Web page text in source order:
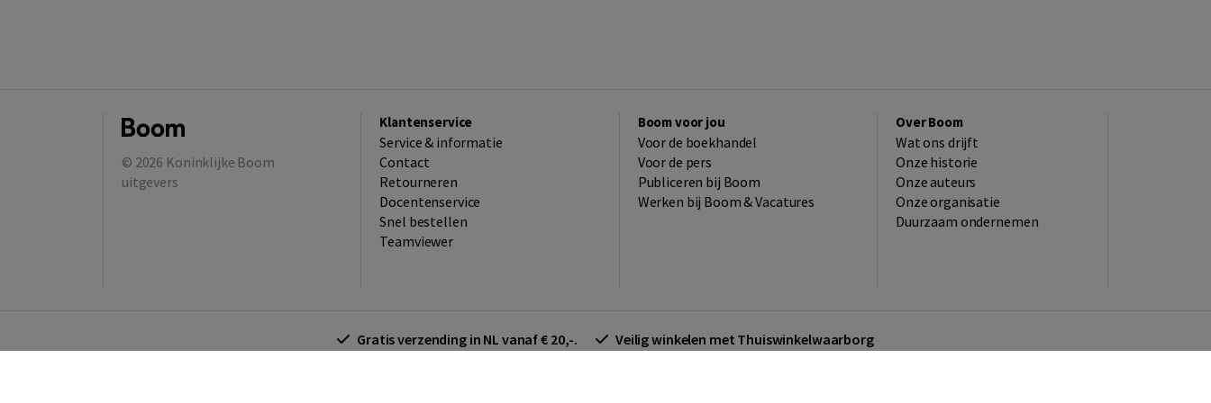
© 2026 Koninklijke Boom
uitgevers
Klantenservice
Service & informatie
Contact
Retourneren
Docentenservice
Snel bestellen
Teamviewer
Boom voor jou
Voor de boekhandel
Voor de pers
Publiceren bij Boom
Werken bij Boom & Vacatures
Over Boom
Wat ons drijft
Onze historie
Onze auteurs
Onze organisatie
Duurzaam ondernemen
Gratis verzending in NL vanaf € 20,-. Veilig winkelen met Thuiswinkelwaarborg